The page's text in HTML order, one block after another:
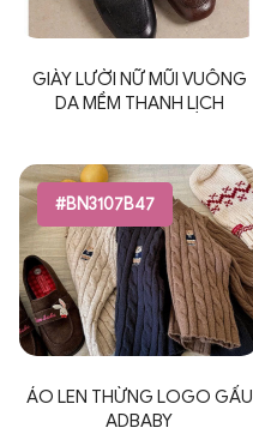
GIÀY LƯỜI NỮ MŨI VUÔNG
DA MỀM THANH LỊCH
#BN3107B47
ÁO LEN THỪNG LOGO GẤU
ADBABY